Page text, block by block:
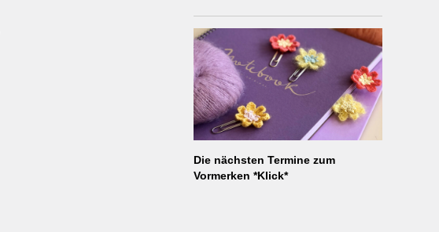
Die nächsten Termine zum
Vormerken *Klick*